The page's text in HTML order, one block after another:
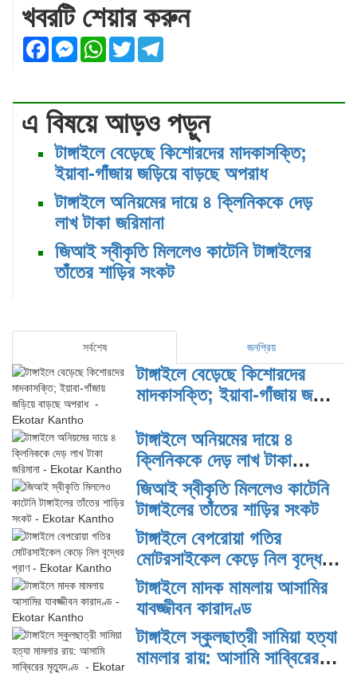
খবরটি শেয়ার করুন
FacebookMessenger
WhatsApp
Twitter
এ বিষয়ে আড়ও পড়ুন
টাঙ্গাইলে বেড়েছে কিশোরদের মাদকাসক্তি;
ইয়াবা-গাঁজায় জড়িয়ে বাড়ছে অপরাধ
টাঙ্গাইলে অনিয়মের দায়ে ৪ ক্লিনিককে দেড়
লাখ টাকা জরিমানা
জিআই স্বীকৃতি মিললেও কাটেনি টাঙ্গাইলের
তাঁতের শাড়ির সংকট
সর্বশেষ জনপ্রিয়
টাঙ্গাইলে বেড়েছে কিশোরদের
মাদকাসক্তি; ইয়াবা-গাঁজায় জড়িয়ে
টাঙ্গাইলে অনিয়মের দায়ে ৪
ক্লিনিককে দেড় লাখ টাকা
জরিমানা
জিআই স্বীকৃতি মিললেও কাটেনি
টাঙ্গাইলের তাঁতের শাড়ির সংকট
টাঙ্গাইলে বেপরোয়া গতির
মোটরসাইকেল কেড়ে নিল বৃদ্ধের
প্রাণ
টাঙ্গাইলে মাদক মামলায় আসামির
যাবজ্জীবন কারাদণ্ড
টাঙ্গাইলে স্কুলছাত্রী সামিয়া হত্যা
মামলার রায়: আসামি সাব্বিরের